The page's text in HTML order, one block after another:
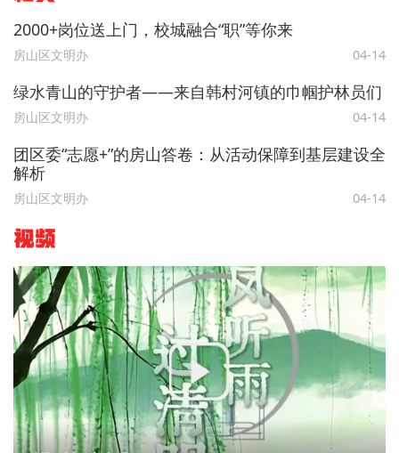
2000+岗位送上门，校城融合“职”等你来
房山区文明办 04-14
绿水青山的守护者——来自韩村河镇的巾帼护林员们
房山区文明办 04-14
团区委“志愿+”的房山答卷：从活动保障到基层建设全
解析
房山区文明办 04-14
视频